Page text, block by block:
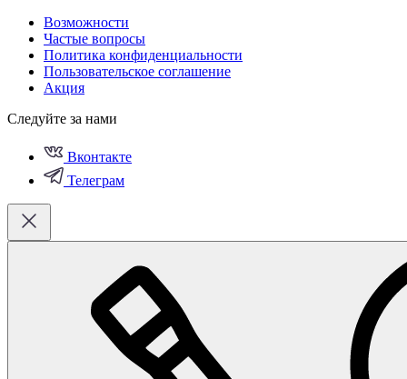
Возможности
Частые вопросы
Политика конфиденциальности
Пользовательское соглашение
Акция
Следуйте за нами
Вконтакте
Телеграм